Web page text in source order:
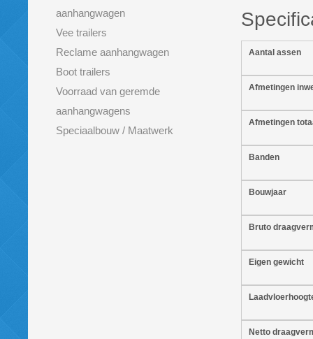
aanhangwagen
Vee trailers
Reclame aanhangwagen
Boot trailers
Voorraad van geremde
aanhangwagens
Speciaalbouw / Maatwerk
Aantal assen
Afmetingen
Afmetingen
Banden
Bouwjaar
Bruto
Eigen gewicht
Netto